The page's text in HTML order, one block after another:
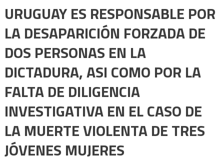
URUGUAY ES RESPONSABLE POR
LA DESAPARICIÓN FORZADA DE
DOS PERSONAS EN LA
DICTADURA, ASI COMO POR LA
FALTA DE DILIGENCIA
INVESTIGATIVA EN EL CASO DE
LA MUERTE VIOLENTA DE TRES
JÓVENES MUJERES